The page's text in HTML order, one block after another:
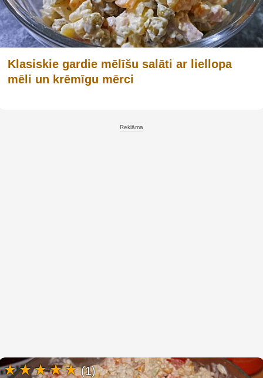
Klasiskie gardie mēlīšu salāti ar liellopa
mēli un krēmīgu mērci
Reklāma
(1)